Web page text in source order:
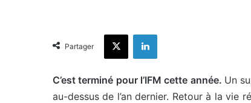
Partager
X Linkedin
C’est terminé pour l’IFM cette année. Un
au-dessus de l’an dernier. Retour à la vie